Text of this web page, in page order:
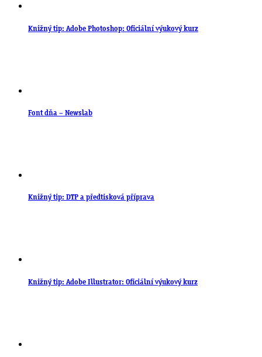
Knižný tip: Adobe Photoshop: Oficiální výukový kurz
Font dňa – Newslab
Knižný tip: DTP a předtisková příprava
Knižný tip: Adobe Illustrator: Oficiální výukový kurz